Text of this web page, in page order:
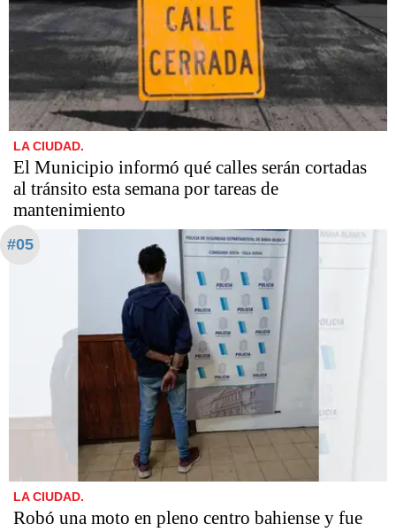
LA CIUDAD.
El Municipio informó qué calles serán cortadas
al tránsito esta semana por tareas de
mantenimiento
#05
LA CIUDAD.
Robó una moto en pleno centro bahiense y fue